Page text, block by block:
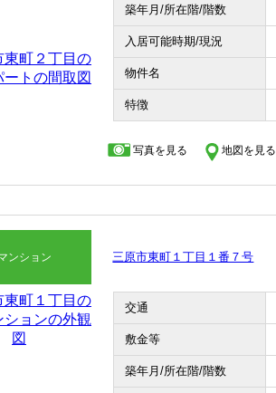
築年月/所在階/階数
入居可能時期/現況
物件名
特徴
写真を見る 地図を見る
ンション 三原市東町１丁目１番７号
交通
敷金等
築年月/所在階/階数